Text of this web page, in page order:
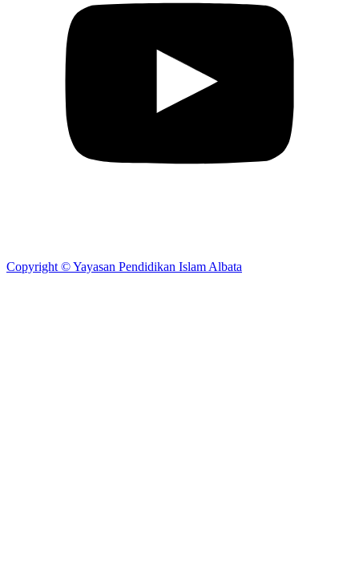
Copyright © Yayasan Pendidikan Islam Albata